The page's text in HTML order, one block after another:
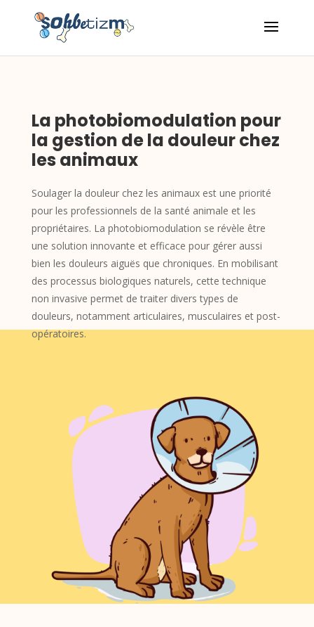
La photobiomodulation pour
la gestion de la douleur chez
les animaux
Soulager la douleur chez les animaux est une priorité
pour les professionnels de la santé animale et les
propriétaires. La photobiomodulation se révèle être
une solution innovante et efficace pour gérer aussi
bien les douleurs aiguës que chroniques. En mobilisant
des processus biologiques naturels, cette technique
non invasive permet de traiter divers types de
douleurs, notamment articulaires, musculaires et post-
opératoires.